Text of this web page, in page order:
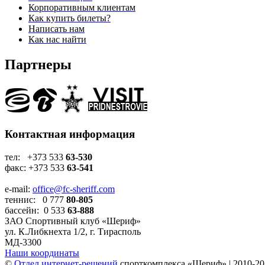
Корпоративным клиентам
Как купить билеты?
Написать нам
Как нас найти
Партнеры
Контактная информация
тел: +373 533 63-530
факс: +373 533 63-541
e-mail: office@fc-sheriff.com
теннис: 0 777 80-805
бассейн: 0 533 63-888
ЗАО Спортивный клуб «Шериф»
ул. К.Либкнехта 1/2, г. Тирасполь
МД-3300
Наши координаты